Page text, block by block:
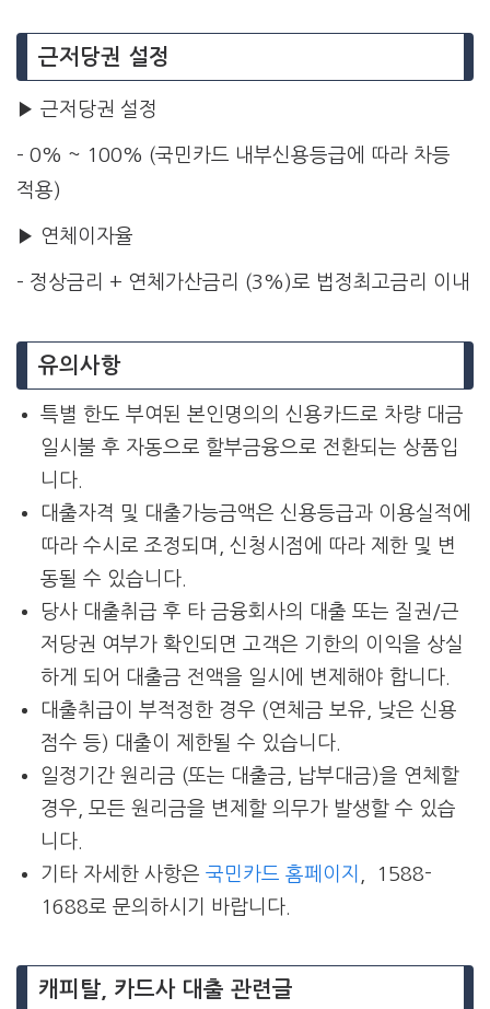
근저당권 설정
▶ 근저당권 설정
– 0% ~ 100% (국민카드 내부신용등급에 따라 차등
적용)
▶ 연체이자율
– 정상금리 + 연체가산금리 (3%)로 법정최고금리 이내
유의사항
특별 한도 부여된 본인명의의 신용카드로 차량 대금
일시불 후 자동으로 할부금융으로 전환되는 상품입
니다.
대출자격 및 대출가능금액은 신용등급과 이용실적에
따라 수시로 조정되며, 신청시점에 따라 제한 및 변
동될 수 있습니다.
당사 대출취급 후 타 금융회사의 대출 또는 질권/근
저당권 여부가 확인되면 고객은 기한의 이익을 상실
하게 되어 대출금 전액을 일시에 변제해야 합니다.
대출취급이 부적정한 경우 (연체금 보유, 낮은 신용
점수 등) 대출이 제한될 수 있습니다.
일정기간 원리금 (또는 대출금, 납부대금)을 연체할
경우, 모든 원리금을 변제할 의무가 발생할 수 있습
니다.
기타 자세한 사항은 국민카드 홈페이지
, 1588-
1688로 문의하시기 바랍니다.
캐피탈, 카드사 대출 관련글